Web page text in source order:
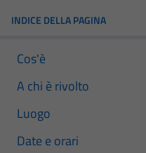
INDICE DELLA PAGINA
Cos'è
A chi è rivolto
Luogo
Date e orari